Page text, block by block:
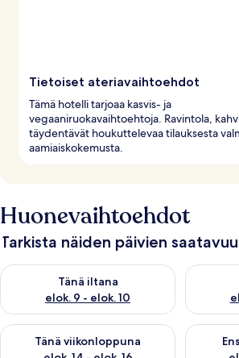
Tietoiset ateriavaihtoehdot
Tämä hotelli tarjoaa kasvis- ja
vegaaniruokavaihtoehtoja. Ravintola,
täydentävät houkuttelevaa tilauksesta
aamiaiskokemusta.
Huonevaihtoehdot
Tarkista näiden päivien
Tänä iltana
elok. 9 - elok. 10
Tarkista tämän illan saatavuus elok. 9 -
Tarkista
Tänä viikonloppuna
Tarkista tämän viikonlopun saatavuus elok.
Tarkista